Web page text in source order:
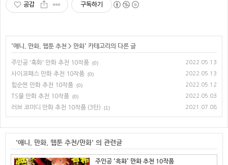
공감 구독하기
'애니, 만화, 웹툰 추천 > 만화' 카테고리의 다른 글
주인공 '흑화' 만화 추천 10작품 (0) 2022.05.13
사이코패스 만화 추천 10작품 (0) 2022.05.13
힘순찐 만화 추천 10작품 (0) 2022.05.12
TS물 만화 추천 10작품 (0) 2022.05.03
러브 코미디 만화 추천 10작품 (3탄) (1) 2021.07.08
'애니, 만화, 웹툰 추천/만화' 의 관련글
주인공 '흑화' 만화 추천 10작품